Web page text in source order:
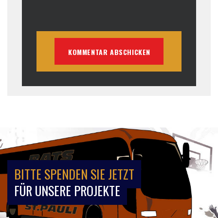
BITTE SPENDEN SIE JETZT
FÜR UNSERE PROJEKTE